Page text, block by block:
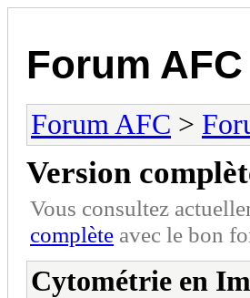
Forum AFC
Forum AFC >
Version
Vous consultez
complète avec le bon
Cytométrie en